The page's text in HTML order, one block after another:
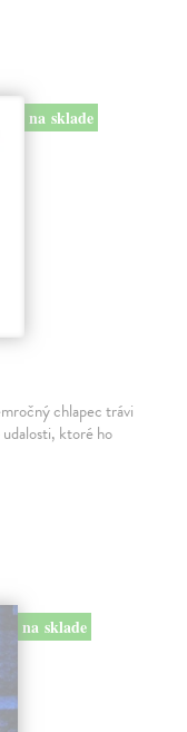
na sklade
chlapec trávi
udalosti, ktoré ho
na sklade